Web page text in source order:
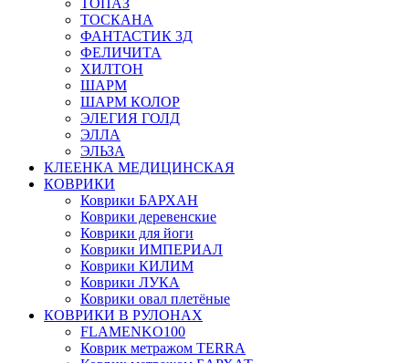
ТОПАЗ
ТОСКАНА
ФАНТАСТИК 3Д
ФЕЛИЧИТА
ХИЛТОН
ШАРМ
ШАРМ КОЛОР
ЭЛЕГИЯ ГОЛД
ЭЛЛА
ЭЛЬЗА
КЛЕЕНКА МЕДИЦИНСКАЯ
КОВРИКИ
Коврики БАРХАН
Коврики деревенские
Коврики для йоги
Коврики ИМПЕРИАЛ
Коврики КИЛИМ
Коврики ЛУКА
Коврики овал плетёные
КОВРИКИ В РУЛОНАХ
FLAMENKO100
Коврик метражом TERRA